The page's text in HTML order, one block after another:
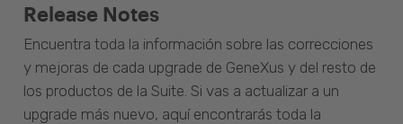
Release Notes
Encuentra toda la información sobre las correcciones
y mejoras de cada upgrade de GeneXus y del resto de
los productos de la Suite. Si vas a actualizar a un
upgrade más nuevo, aquí encontrarás toda la